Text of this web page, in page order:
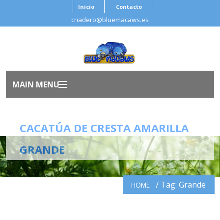
Inicio Contacto
criadero@bluemacaws.es
MAIN MENU
Nosotros
Aves
CACATÚA DE CRESTA AMARILLA
GRANDE
HOME Tag: Grande